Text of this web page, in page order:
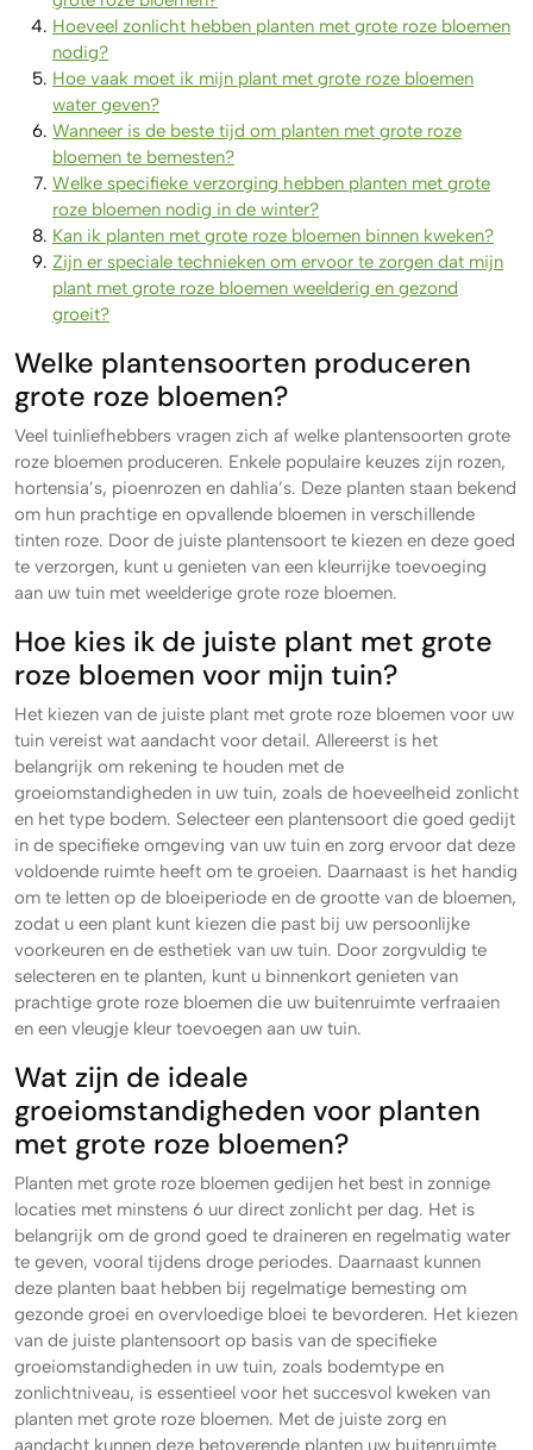
Hoeveel zonlicht hebben planten met grote roze bloemen
nodig?
Hoe vaak moet ik mijn plant met grote roze bloemen
water geven?
Wanneer is de beste tijd om planten met grote roze
bloemen te bemesten?
Welke specifieke verzorging hebben planten met grote
roze bloemen nodig in de winter?
Kan ik planten met grote roze bloemen binnen kweken?
Zijn er speciale technieken om ervoor te zorgen dat mijn
plant met grote roze bloemen weelderig en gezond
groeit?
Welke plantensoorten produceren
grote roze bloemen?
Veel tuinliefhebbers vragen zich af welke plantensoorten grote
roze bloemen produceren. Enkele populaire keuzes zijn rozen,
hortensia’s, pioenrozen en dahlia’s. Deze planten staan bekend
om hun prachtige en opvallende bloemen in verschillende
tinten roze. Door de juiste plantensoort te kiezen en deze goed
te verzorgen, kunt u genieten van een kleurrijke toevoeging
aan uw tuin met weelderige grote roze bloemen.
Hoe kies ik de juiste plant met grote
roze bloemen voor mijn tuin?
Het kiezen van de juiste plant met grote roze bloemen voor uw
tuin vereist wat aandacht voor detail. Allereerst is het
belangrijk om rekening te houden met de
groeiomstandigheden in uw tuin, zoals de hoeveelheid zonlicht
en het type bodem. Selecteer een plantensoort die goed gedijt
in de specifieke omgeving van uw tuin en zorg ervoor dat deze
voldoende ruimte heeft om te groeien. Daarnaast is het handig
om te letten op de bloeiperiode en de grootte van de bloemen,
zodat u een plant kunt kiezen die past bij uw persoonlijke
voorkeuren en de esthetiek van uw tuin. Door zorgvuldig te
selecteren en te planten, kunt u binnenkort genieten van
prachtige grote roze bloemen die uw buitenruimte verfraaien
en een vleugje kleur toevoegen aan uw tuin.
Wat zijn de ideale
groeiomstandigheden voor planten
met grote roze bloemen?
Planten met grote roze bloemen gedijen het best in zonnige
locaties met minstens 6 uur direct zonlicht per dag. Het is
belangrijk om de grond goed te draineren en regelmatig water
te geven, vooral tijdens droge periodes. Daarnaast kunnen
deze planten baat hebben bij regelmatige bemesting om
gezonde groei en overvloedige bloei te bevorderen. Het kiezen
van de juiste plantensoort op basis van de specifieke
groeiomstandigheden in uw tuin, zoals bodemtype en
zonlichtniveau, is essentieel voor het succesvol kweken van
planten met grote roze bloemen. Met de juiste zorg en
aandacht kunnen deze betoverende planten uw buitenruimte